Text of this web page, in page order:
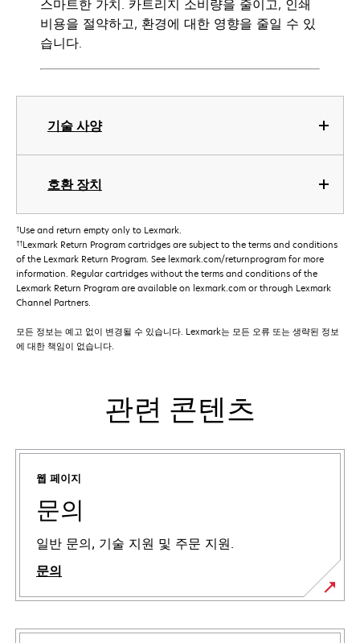
기술 사양
호환 장치
스마트한 가치. 카트리지 소비량을 줄이고, 인쇄
비용을 절약하고, 환경에 대한 영향을 줄일 수 있
습니다.
†Use and return empty only to Lexmark.
††Lexmark Return Program cartridges are subject to the terms and conditions
of the Lexmark Return Program. See lexmark.com/returnprogram for more
information. Regular cartridges without the terms and conditions of the
Lexmark Return Program are available on lexmark.com or through Lexmark
Channel Partners.
모든 정보는 예고 없이 변경될 수 있습니다. Lexmark는 모든 오류 또는 생략된 정보
에 대한 책임이 없습니다.
관련 콘텐츠
웹 페이지
문의
일반 문의, 기술 지원 및 주문 지원.
문의